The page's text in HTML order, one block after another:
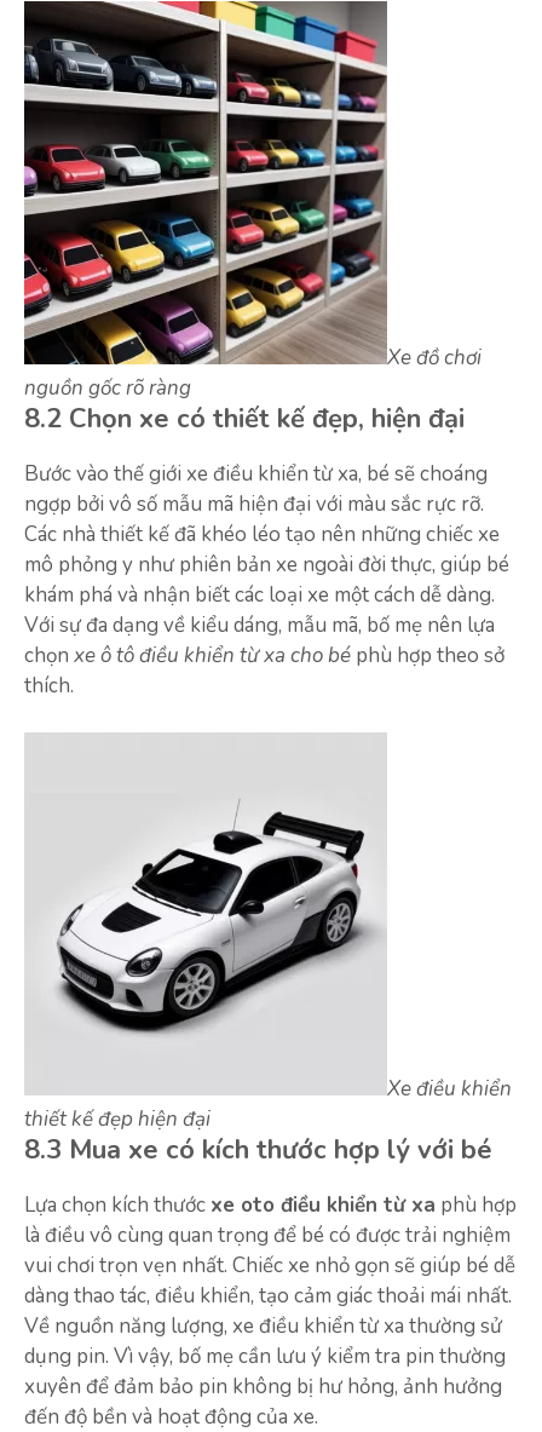
Xe đồ chơi
nguồn gốc rõ ràng
8.2 Chọn xe có thiết kế đẹp, hiện đại
Bước vào thế giới xe điều khiển từ xa, bé sẽ choáng
ngợp bởi vô số mẫu mã hiện đại với màu sắc rực rỡ.
Các nhà thiết kế đã khéo léo tạo nên những chiếc xe
mô phỏng y như phiên bản xe ngoài đời thực, giúp bé
khám phá và nhận biết các loại xe một cách dễ dàng.
Với sự đa dạng về kiểu dáng, mẫu mã, bố mẹ nên lựa
chọn xe ô tô điều khiển từ xa cho bé phù hợp theo sở
thích.
Xe điều khiển
thiết kế đẹp hiện đại
8.3 Mua xe có kích thước hợp lý với bé
Lựa chọn kích thước xe oto điều khiển từ xa phù hợp
là điều vô cùng quan trọng để bé có được trải nghiệm
vui chơi trọn vẹn nhất. Chiếc xe nhỏ gọn sẽ giúp bé dễ
dàng thao tác, điều khiển, tạo cảm giác thoải mái nhất.
Về nguồn năng lượng, xe điều khiển từ xa thường sử
dụng pin. Vì vậy, bố mẹ cần lưu ý kiểm tra pin thường
xuyên để đảm bảo pin không bị hư hỏng, ảnh hưởng
đến độ bền và hoạt động của xe.